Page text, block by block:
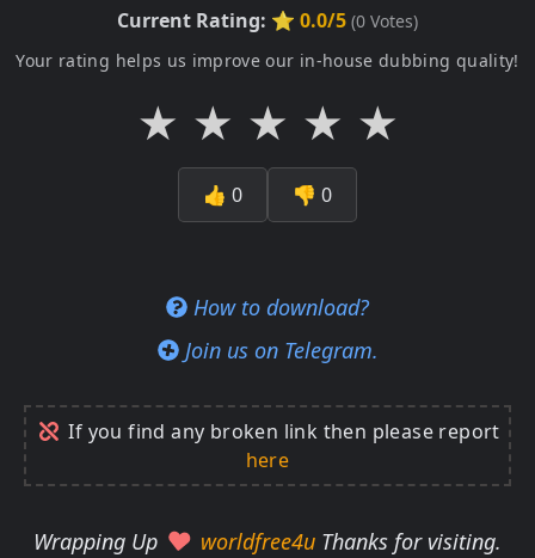
Current Rating: ⭐ 0.0/5 (0 Votes)
Your rating helps us improve our in-house dubbing quality!
★ ★ ★ ★ ★
👍 0 👎 0
How to download?
Join us on Telegram.
If you find any broken link then please report
here
Wrapping Up worldfree4u Thanks for visiting.